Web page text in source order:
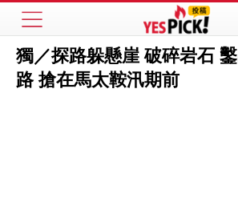
獨／探路躲懸崖 破碎岩石
路 搶在馬太鞍汛期前